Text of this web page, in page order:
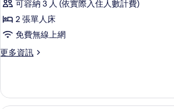
想
曲
二
人
兩
張
可容納 3 人 (依實際入住人數計費)
2 張單人床
免費無線上網
更多資訊
更
曲
二